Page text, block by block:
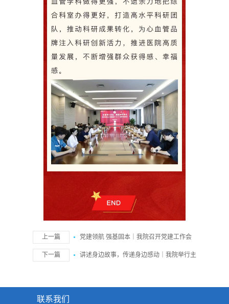
上一篇
党建领航 强基固本｜我院召开党建工作会
暨党支部书记例会
下一篇
讲述身边故事，传递身边感动｜我院举行主
联系我们